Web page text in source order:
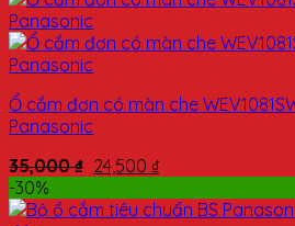
Ổ cắm đơn có màn che
Panasonic
35,000₫ 24,500 ₫
-30%